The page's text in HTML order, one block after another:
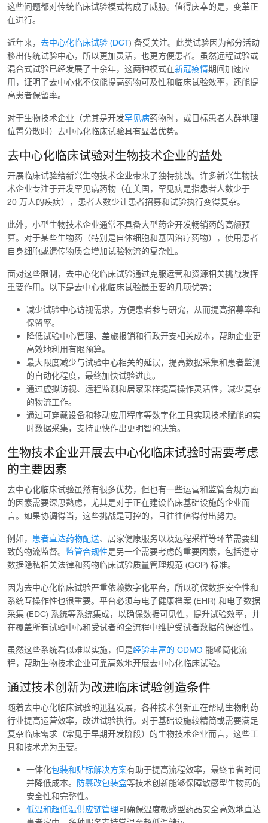
这些问题都对传统临床试验模式构成了威胁。值得庆幸的是，变革正
在进行。
近年来， 去中心化临床试验 (DCT) 备受关注。此类试验因为部分活动
移出传统试验中心，所以更加灵活，也更方便患者。虽然远程试验或
混合式试验已经发展了十余年，这两种模式在新冠疫情期间加速应
用，证明了去中心化不仅能提高药物可及性和临床试验效率，还能提
高患者保留率。
对于生物技术企业（尤其是开发罕见病药物时，或目标患者人群地理
位置分散时）去中心化临床试验具有显著优势。
去中心化临床试验对生物技术企业的益处
开展临床试验给新兴生物技术企业带来了独特挑战。许多新兴生物技
术企业专注于开发罕见病药物（在美国，罕见病是指患者人数少于
20 万人的疾病），患者人数少让患者招募和试验执行变得复杂。
此外，小型生物技术企业通常不具备大型药企开发畅销药的高额预
算。对于某些生物药（特别是自体细胞和基因治疗药物），使用患者
自身细胞或遗传物质会增加试验物流的复杂性。
面对这些限制，去中心化临床试验通过克服运营和资源相关挑战发挥
重要作用。以下是去中心化临床试验最重要的几项优势：
减少试验中心访视需求，方便患者参与研究，从而提高招募率和
保留率。
降低试验中心管理、差旅报销和行政开支相关成本，帮助企业更
高效地利用有限预算。
最大限度减少与试验中心相关的延误，提高数据采集和患者监测
的自动化程度，最终加快试验进度。
通过虚拟访视、远程监测和居家采样提高操作灵活性，减少复杂
的物流工作。
通过可穿戴设备和移动应用程序等数字化工具实现技术赋能的实
时数据采集，支持更快作出更明智的决策。
生物技术企业开展去中心化临床试验时需要考虑
的主要因素
去中心化临床试验虽然有很多优势，但也有一些运营和监管合规方面
的因素需要深思熟虑，尤其是对于正在建设临床基础设施的企业而
言。如果协调得当，这些挑战是可控的，且往往值得付出努力。
例如， 患者直达药物配送、居家健康服务以及远程采样等环节需要细
致的物流监督。 监管合规性是另一个需要考虑的重要因素，包括遵守
数据隐私相关法律和药物临床试验质量管理规范 (GCP) 标准。
因为去中心化临床试验严重依赖数字化平台，所以确保数据安全性和
系统互操作性也很重要。平台必须与电子健康档案 (EHR) 和电子数据
采集 (EDC) 系统等系统集成，以确保数据可见性，提升试验效率，并
在覆盖所有试验中心和受试者的全流程中维护受试者数据的保密性。
虽然这些系统看似难以实施，但是经验丰富的 CDMO 能够简化流
程，帮助生物技术企业可靠高效地开展去中心化临床试验。
通过技术创新为改进临床试验创造条件
随着去中心化临床试验的迅猛发展，各种技术创新正在帮助生物制药
行业提高运营效率，改进试验执行。对于基础设施较精简或需要满足
复杂临床需求（常见于早期开发阶段）的生物技术企业而言，这些工
具和技术尤为重要。
一体化包装和贴标解决方案有助于提高流程效率，最终节省时间
并降低成本。 防篡改包装盒等技术创新能够保障敏感型生物药的
安全性和完整性。
低温和超低温供应链管理可确保温度敏感型药品安全高效地直达